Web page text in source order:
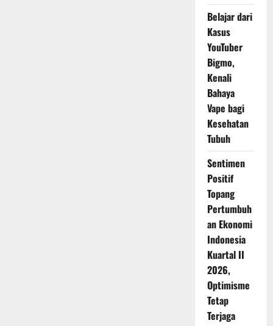
Belajar dari
Kasus
YouTuber
Bigmo,
Kenali
Bahaya
Vape bagi
Kesehatan
Tubuh
Sentimen
Positif
Topang
Pertumbuh
an Ekonomi
Indonesia
Kuartal II
2026,
Optimisme
Tetap
Terjaga